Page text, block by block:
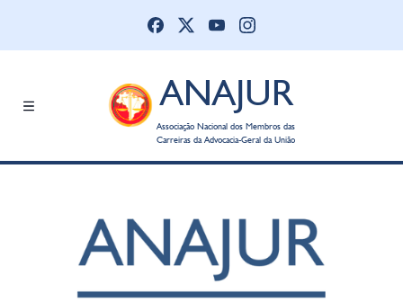
ANAJUR
Associação Nacional dos Membros das
Carreiras da Advocacia-Geral da União